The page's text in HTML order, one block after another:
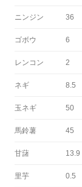
ニンジン 36
ゴボウ 6
レンコン 2
ネギ 8.5
玉ネギ 50
馬鈴薯 45
甘藷 13.9
里芋 0.5